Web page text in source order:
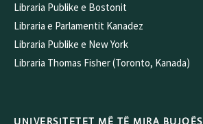
Libraria Publike e Bostonit
Libraria e Parlamentit Kanadez
Libraria Publike e New York
Libraria Thomas Fisher (Toronto, Kanada)
UNIVERSITETET MË TË MIRA